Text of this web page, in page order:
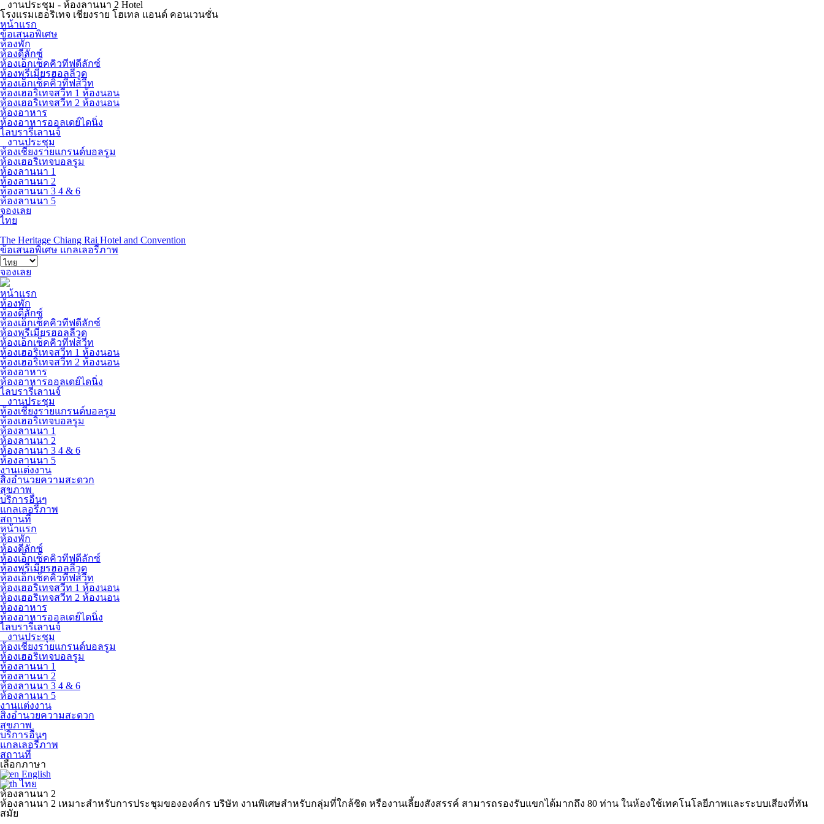
งานประชุม - ห้องลานนา 2 Hotel
โรงแรมเฮอริเทจ เชียงราย โฮเทล แอนด์ คอนเวนชั่น
หน้าแรก
ข้อเสนอพิเศษ
ห้องพัก
ห้องดีลักซ์
ห้องเอ็กเซ็คคิวทีฟดีลักซ์
ห้องพรีเมียรฮอลลีวูด
ห้องเอ็กเซ็คคิวทีฟสวีท
ห้องเฮอริเทจสวีท 1 ห้องนอน
ห้องเฮอริเทจสวีท 2 ห้องนอน
ห้องอาหาร
ห้องอาหารออลเดย์ไดนิ่ง
ไลบรารี่เลานจ์
งานประชุม
ห้องเชียงรายแกรนด์บอลรูม
ห้องเฮอริเทจบอลรูม
ห้องลานนา 1
ห้องลานนา 2
ห้องลานนา 3 4 & 6
ห้องลานนา 5
จองเลย
ไทย
The Heritage Chiang Rai Hotel and Convention
ข้อเสนอพิเศษ แกลเลอรี่ภาพ
จองเลย
หน้าแรก
ห้องพัก
ห้องดีลักซ์
ห้องเอ็กเซ็คคิวทีฟดีลักซ์
ห้องพรีเมียรฮอลลีวูด
ห้องเอ็กเซ็คคิวทีฟสวีท
ห้องเฮอริเทจสวีท 1 ห้องนอน
ห้องเฮอริเทจสวีท 2 ห้องนอน
ห้องอาหาร
ห้องอาหารออลเดย์ไดนิ่ง
ไลบรารี่เลานจ์
งานประชุม
ห้องเชียงรายแกรนด์บอลรูม
ห้องเฮอริเทจบอลรูม
ห้องลานนา 1
ห้องลานนา 2
ห้องลานนา 3 4 & 6
ห้องลานนา 5
งานแต่งงาน
สิ่งอำนวยความสะดวก
สุขภาพ
บริการอื่นๆ
แกลเลอรี่ภาพ
สถานที่
หน้าแรก
ห้องพัก
ห้องดีลักซ์
ห้องเอ็กเซ็คคิวทีฟดีลักซ์
ห้องพรีเมียรฮอลลีวูด
ห้องเอ็กเซ็คคิวทีฟสวีท
ห้องเฮอริเทจสวีท 1 ห้องนอน
ห้องเฮอริเทจสวีท 2 ห้องนอน
ห้องอาหาร
ห้องอาหารออลเดย์ไดนิ่ง
ไลบรารี่เลานจ์
งานประชุม
ห้องเชียงรายแกรนด์บอลรูม
ห้องเฮอริเทจบอลรูม
ห้องลานนา 1
ห้องลานนา 2
ห้องลานนา 3 4 & 6
ห้องลานนา 5
งานแต่งงาน
สิ่งอำนวยความสะดวก
สุขภาพ
บริการอื่นๆ
แกลเลอรี่ภาพ
สถานที่
เลือกภาษา
English
ไทย
ห้องลานนา 2
ห้องลานนา 2 เหมาะสำหรับการประชุมขององค์กร บริษัท งานพิเศษสำหรับกลุ่มที่ใกล้ชิด หรืองานเลี้ยงสังสรรค์ สามารถรองรับแขกได้มากถึง 80 ท่าน ในห้องใช้เทคโนโลยีภาพและระบบเสียงที่ทัน
สมัย